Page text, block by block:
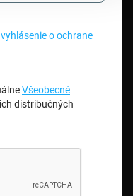
vyhlásenie o ochrane
Všeobecné
distribučných